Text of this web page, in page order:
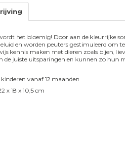
het bloemig! Door aan de kleurrijke
en worden peuters gestimuleerd om
kennis maken met dieren zoals bijen,
de juiste uitsparingen en kunnen zo hun
vanaf 12 maanden
x 18 x 10,5 cm